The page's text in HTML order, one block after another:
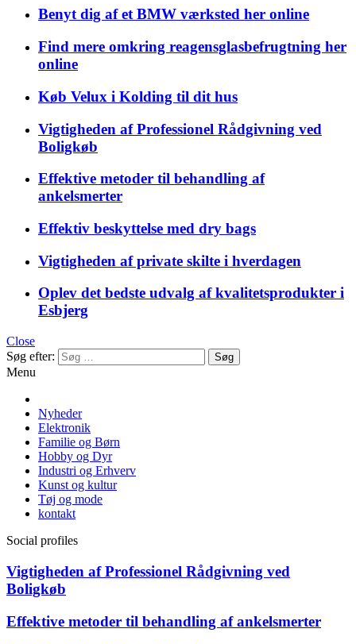
Benyt dig af et BMW værksted her online
Find mere omkring reagensglasbefrugtning her
online
Køb Velux i Kolding til dit hus
Vigtigheden af Professionel Rådgivning ved
Boligkøb
Effektive metoder til behandling af
ankelsmerter
Effektiv beskyttelse med dry bags
Vigtigheden af private skilte i hverdagen
Oplev det bedste udvalg af kvalitetsprodukter i
Esbjerg
Close
Søg efter:
Menu
Nyheder
Elektronik
Familie og Børn
Hobby og Dyr
Industri og Erhverv
Kunst og kultur
Tøj og mode
kontakt
Social profiles
Vigtigheden af Professionel Rådgivning ved
Boligkøb
Effektive metoder til behandling af ankelsmerter